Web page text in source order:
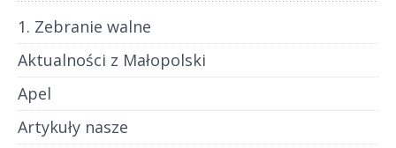
1. Zebranie walne
Aktualności z Małopolski
Apel
Artykuły nasze